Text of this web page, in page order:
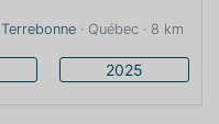
Terrebonne · Québec · 8 km
2025